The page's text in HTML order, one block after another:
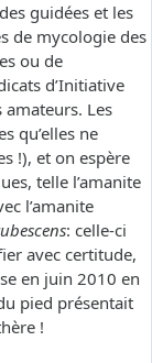
guidées et les
de mycologie des
ou de
d’Initiative
Les
qu’elles ne
!), et on espère
telle l’amanite
l’amanite
: celle-ci
avec certitude,
en juin 2010 en
pied présentait
!